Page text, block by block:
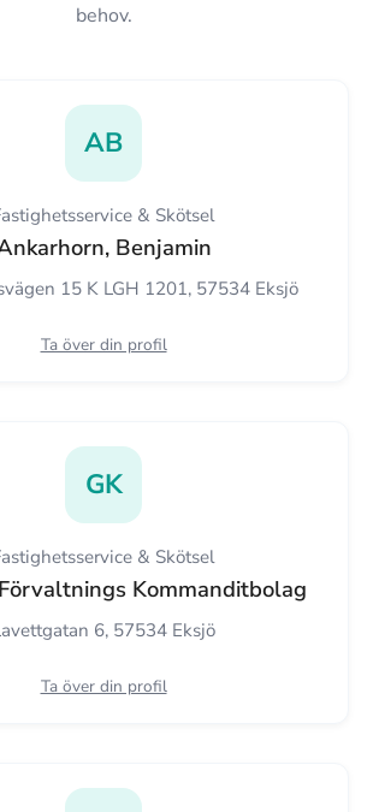
behov.
AB
& Skötsel
Benjamin
15 K LGH 1201, 57534 Eksjö
Ta över din profil
GK
& Skötsel
Kommanditbolag
6, 57534 Eksjö
Ta över din profil